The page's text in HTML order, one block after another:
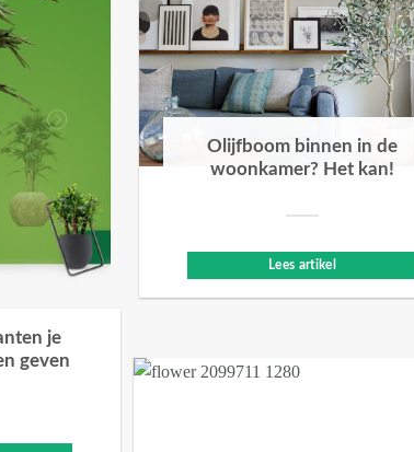
Olijfboom binnen in de
woonkamer? Het kan!
Lees artikel
je
geven